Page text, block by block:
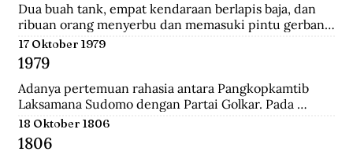
Dua buah tank, empat kendaraan berlapis baja, dan
ribuan orang menyerbu dan memasuki pintu gerbang
Istana Merdeka, kediaman Presiden Sukarno. Mereka
berkerumun dan menggelar spanduk yang
bertuliskan "Bubarkan Parlemen"!.
17 Oktober 1979
1979
Adanya pertemuan rahasia antara Pangkopkamtib
Laksamana Sudomo dengan Partai Golkar. Pada
pertemuan ini mengecam gagasan ABRI mesti
berpihak pada penguasa jelang Pemilu 1982.
18 Oktober 1806
1806